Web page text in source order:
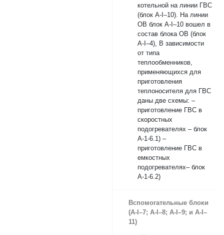
котельной на линии ГВС
(блок А-I–10). На линии
ОВ блок А-I–10 вошел в
состав блока ОВ (блок
А-I–4), В зависимости
от типа
теплообменников,
применяющихся для
приготовления
теплоносителя для ГВС
даны две схемы: –
приготовление ГВС в
скоростных
подогревателях – блок
А-1-6.1) –
приготовление ГВС в
емкостных
подогревателях– блок
А-1-6.2)
Вспомогательные блоки
(А-I–7; А-I–8; А-I–9; и А-I–
11)